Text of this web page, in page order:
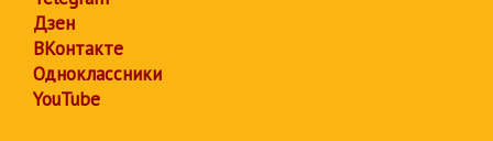
Дзен
ВКонтакте
Одноклассники
YouTube